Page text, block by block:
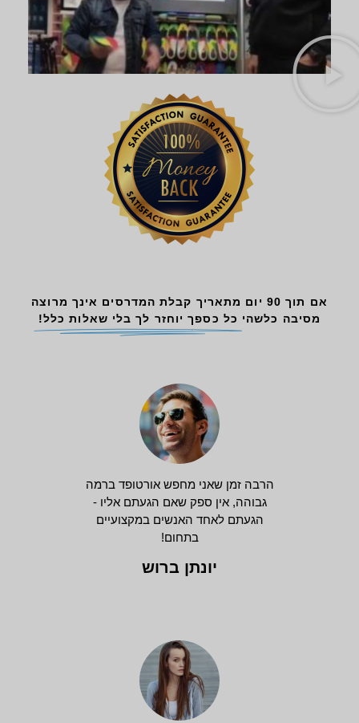
אם תוך 90 יום מתאריך קבלת המדרסים אינך מרוצה
מסיבה כלשהי כל כספך יוחזר לך בלי שאלות כלל!
הרבה זמן שאני מחפש אורטופד ברמה
גבוהה, אין ספק שאם הגעתם אליו -
הגעתם לאחד האנשים במקצועיים
בתחום!
יונתן ברוש